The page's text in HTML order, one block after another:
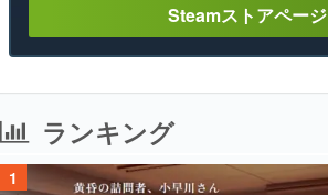
Steamストアページ
ランキング
1